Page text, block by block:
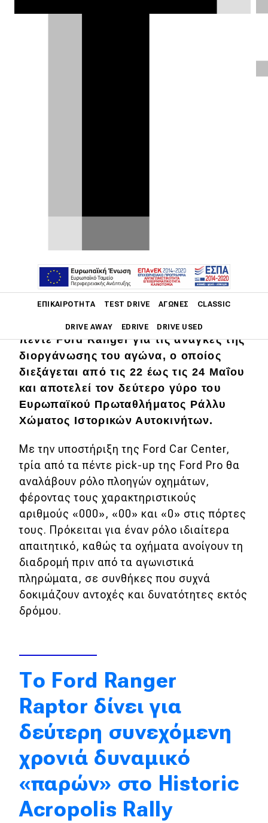
ΕΠΙΚΑΙΡΌΤΗΤΑ TEST DRIVE ΑΓΏΝΕΣ CLASSIC
DRIVE AWAY EDRIVE DRIVE USED
Main navigation
Επικαιρότητα
Νέα μοντέλα
Πρωτότυπα
Ελλάδα
Κόσμος
Τεχνολογία
Ασφάλεια
Αγορά
Απόψεις
Test Drive
Αποστολή
Συγκρίνουμε
Αγώνες
WRC
Motorsport
Η Ford συνεχίζει για δεύτερη
διαδοχική χρονιά τη στήριξή της στο
Historic Acropolis Rally, διαθέτοντας
πέντε Ford Ranger για τις ανάγκες της
διοργάνωσης του αγώνα, ο οποίος
διεξάγεται από τις 22 έως τις 24 Μαΐου
και αποτελεί τον δεύτερο γύρο του
Ευρωπαϊκού Πρωταθλήματος Ράλλυ
Χώματος Ιστορικών Αυτοκινήτων.
Με την υποστήριξη της Ford Car Center,
τρία από τα πέντε pick-up της Ford Pro θα
αναλάβουν ρόλο πλοηγών οχημάτων,
φέροντας τους χαρακτηριστικούς
αριθμούς «000», «00» και «0» στις πόρτες
τους. Πρόκειται για έναν ρόλο ιδιαίτερα
απαιτητικό, καθώς τα οχήματα ανοίγουν τη
διαδρομή πριν από τα αγωνιστικά
πληρώματα, σε συνθήκες που συχνά
δοκιμάζουν αντοχές και δυνατότητες εκτός
δρόμου.
Το Ford Ranger
Raptor δίνει για
δεύτερη συνεχόμενη
χρονιά δυναμικό
«παρών» στο Historic
Acropolis Rally